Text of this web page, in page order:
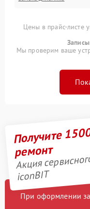
Цены в прайс-листе
Мы проверим ваше
Получите
ремонт
Акция
iconBIT
При оформлении